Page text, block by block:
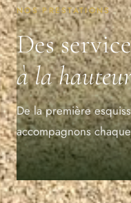
NOS PRESTATIONS
Des
à la
De la première
accompagnons